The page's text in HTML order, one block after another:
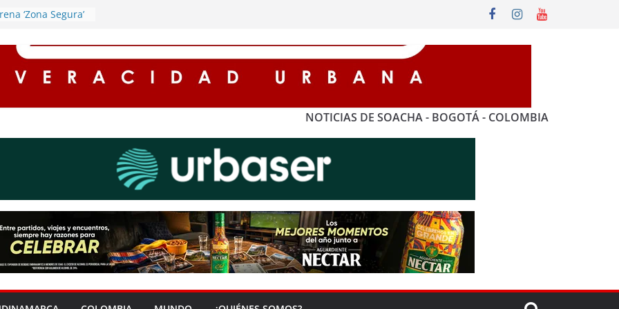
‘Zona Segura’
integrantes de
robo de motos
Cundinamarca
cargado de
NOTICIAS DE SOACHA - BOGOTÁ - COLOMBIA